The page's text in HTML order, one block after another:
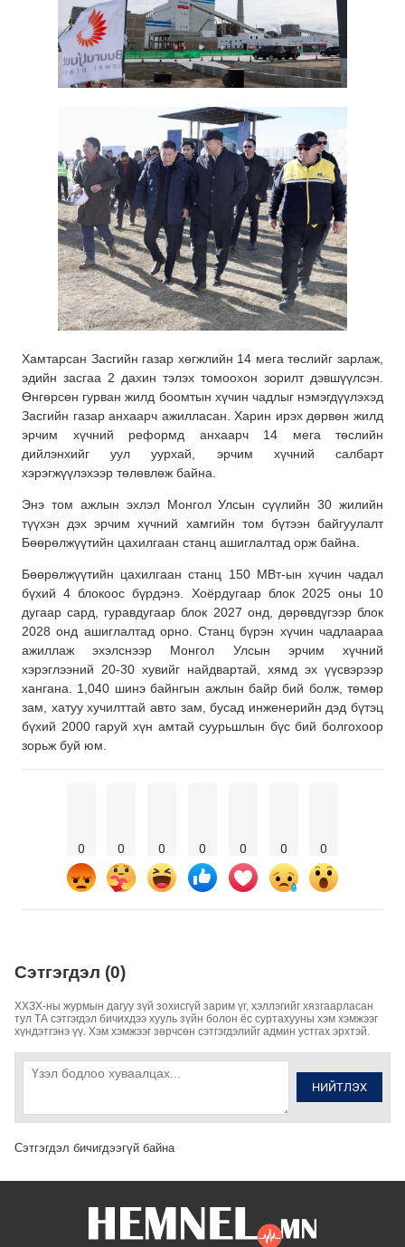
Хамтарсан Засгийн газар хөгжлийн 14 мега төслийг зарлаж,
эдийн засгаа 2 дахин тэлэх томоохон зорилт дэвшүүлсэн.
Өнгөрсөн гурван жилд боомтын хүчин чадлыг нэмэгдүүлэхэд
Засгийн газар анхаарч ажилласан. Харин ирэх дөрвөн жилд
эрчим хүчний реформд анхаарч 14 мега төслийн
дийлэнхийг уул уурхай, эрчим хүчний салбарт
хэрэгжүүлэхээр төлөвлөж байна.
Энэ том ажлын эхлэл Монгол Улсын сүүлийн 30 жилийн
түүхэн дэх эрчим хүчний хамгийн том бүтээн байгуулалт
Бөөрөлжүүтийн цахилгаан станц ашиглалтад орж байна.
Бөөрөлжүүтийн цахилгаан станц 150 МВт-ын хүчин чадал
бүхий 4 блокоос бүрдэнэ. Хоёрдугаар блок 2025 оны 10
дугаар сард, гуравдугаар блок 2027 онд, дөрөвдүгээр блок
2028 онд ашиглалтад орно. Станц бүрэн хүчин чадлаараа
ажиллаж эхэлснээр Монгол Улсын эрчим хүчний
хэрэглээний 20-30 хувийг найдвартай, хямд эх үүсвэрээр
хангана. 1,040 шинэ байнгын ажлын байр бий болж, төмөр
зам, хатуу хучилттай авто зам, бусад инженерийн дэд бүтэц
бүхий 2000 гаруй хүн амтай суурьшлын бүс бий болгохоор
зорьж буй юм.
0 0 0 0 0 0 0
Сэтгэгдэл (0)
ХХЗХ-ны журмын дагуу зүй зохисгүй зарим үг, хэллэгийг хязгаарласан
тул ТА сэтгэгдэл бичихдээ хууль зүйн болон ёс суртахууны хэм хэмжээг
хүндэтгэнэ үү. Хэм хэмжээг зөрчсөн сэтгэгдэлийг админ устгах эрхтэй.
НИЙТЛЭХ
Сэтгэгдэл бичигдээгүй байна